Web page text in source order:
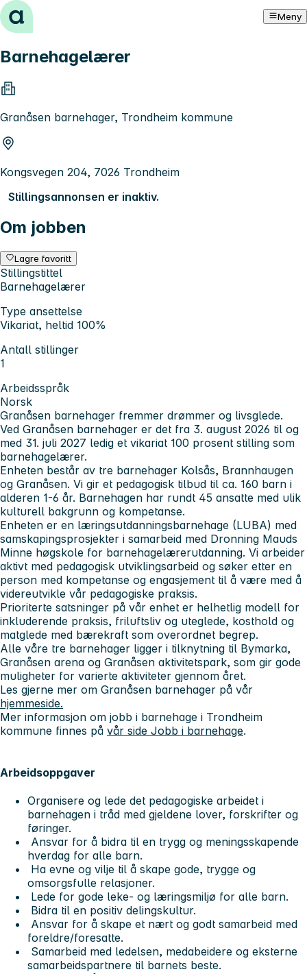
Hopp til innhold Meny
Barnehagelærer
Granåsen barnehager, Trondheim kommune
Kongsvegen 204, 7026 Trondheim
Stillingsannonsen er inaktiv.
Om jobben
Lagre favoritt
Stillingstittel
Barnehagelærer
Type ansettelse
Vikariat, heltid 100%
Antall stillinger
1
Arbeidsspråk
Norsk
Granåsen barnehager fremmer drømmer og livsglede.
Ved Granåsen barnehager er det fra 3. august 2026 til og
med 31. juli 2027 ledig et vikariat 100 prosent stilling som
barnehagelærer.
Enheten består av tre barnehager Kolsås, Brannhaugen
og Granåsen. Vi gir et pedagogisk tilbud til ca. 160 barn i
alderen 1-6 år. Barnehagen har rundt 45 ansatte med ulik
kulturell bakgrunn og kompetanse.
Enheten er en læringsutdanningsbarnehage (LUBA) med
samskapingsprosjekter i samarbeid med Dronning Mauds
Minne høgskole for barnehagelærerutdanning. Vi arbeider
aktivt med pedagogisk utviklingsarbeid og søker etter en
person med kompetanse og engasjement til å være med å
videreutvikle vår pedagogiske praksis.
Prioriterte satsninger på vår enhet er helhetlig modell for
inkluderende praksis, friluftsliv og uteglede, kosthold og
matglede med bærekraft som overordnet begrep.
Alle våre tre barnehager ligger i tilknytning til Bymarka,
Granåsen arena og Granåsen aktivitetspark, som gir gode
muligheter for varierte aktiviteter gjennom året.
Les gjerne mer om Granåsen barnehager på vår
hjemmeside.
Mer informasjon om jobb i barnehage i Trondheim
kommune finnes på vår side Jobb i barnehage.
Arbeidsoppgaver
Organisere og lede det pedagogiske arbeidet i
barnehagen i tråd med gjeldene lover, forskrifter og
føringer.
Ansvar for å bidra til en trygg og meningsskapende
hverdag for alle barn.
Ha evne og vilje til å skape gode, trygge og
omsorgsfulle relasjoner.
Lede for gode leke- og læringsmiljø for alle barn.
Bidra til en positiv delingskultur.
Ansvar for å skape et nært og godt samarbeid med
foreldre/foresatte.
Samarbeid med ledelsen, medabeidere og eksterne
samarbeidspartnere til barnets beste.